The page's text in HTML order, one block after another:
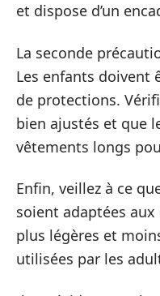
et dispose d’un
La seconde
Les enfants doivent
de protections.
bien ajustés et que
vêtements longs
Enfin, veillez à ce
soient adaptées
plus légères et
utilisées par les